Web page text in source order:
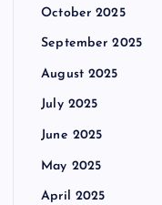
October 2025
September 2025
August 2025
July 2025
June 2025
May 2025
April 2025